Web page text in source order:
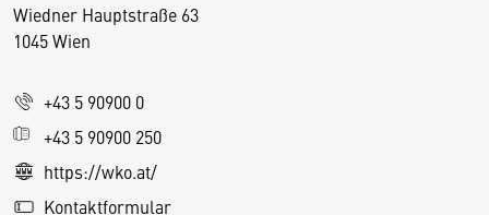
Wiedner Hauptstraße 63
1045 Wien
+43 5 90900 0
+43 5 90900 250
https://wko.at/
Kontaktformular
D
s
e
S
e